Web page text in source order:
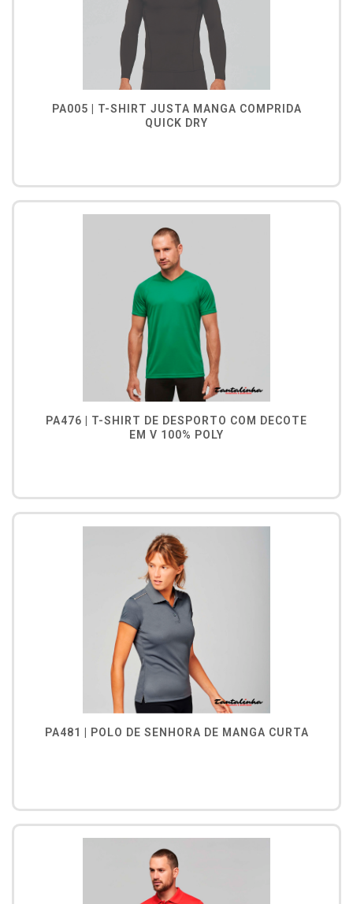
PA005 | T-SHIRT JUSTA MANGA COMPRIDA
QUICK DRY
PA476 | T-SHIRT DE DESPORTO COM DECOTE
EM V 100% POLY
PA481 | POLO DE SENHORA DE MANGA CURTA